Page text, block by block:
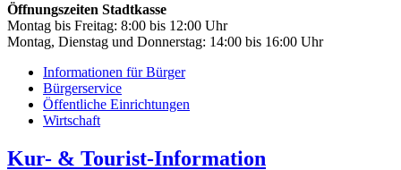
Öffnungszeiten Stadtkasse
Montag bis Freitag: 8:00 bis 12:00 Uhr
Montag, Dienstag und Donnerstag: 14:00 bis 16:00 Uhr
Informationen für Bürger
Bürgerservice
Öffentliche Einrichtungen
Wirtschaft
Kur- & Tourist-Information